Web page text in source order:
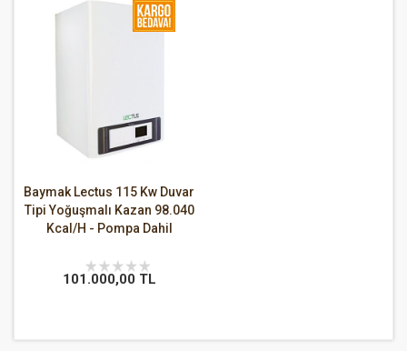
Baymak Lectus 115 Kw Duvar
Tipi Yoğuşmalı Kazan 98.040
Kcal/H - Pompa Dahil
101.000,00 TL